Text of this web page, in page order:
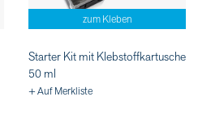
zum Kleben
Starter Kit mit Klebstoffkartusche
50 ml
+ Auf Merkliste